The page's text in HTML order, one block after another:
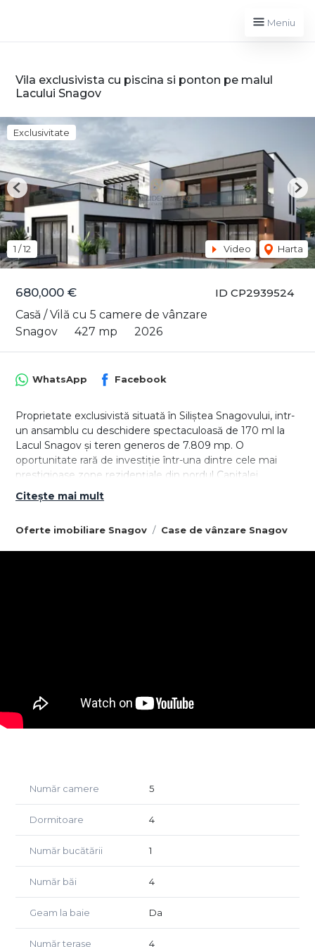
Meniu
Vila exclusivista cu piscina si ponton pe malul
Lacului Snagov
ID CP2939524
680,000 €
Casă / Vilă cu 5 camere de vânzare
Snagov
427 mp 2026
Exclusivitate
1 /12 Video Harta
Previous
Oferte imobiliare Snagov Case de vânzare Snagov
WhatsApp Facebook
Proprietate exclusivistă situată în Siliștea Snagovului, intr-
un ansamblu cu deschidere spectaculoasă de 170 ml la
Lacul Snagov și teren generos de 7.809 mp. O
oportunitate rară de investiție într-una dintre cele mai
prestigioase zone rezidențiale din nordul Capitalei.
Amplasată strategic vizavi de Mănăstirea Snagov,
deosebite și acces direct la lac.
- Dormitor matrimonial cu dressing și baie
- Cameră tehnică, spălătorie, cămară
- Grup sanitar
Suprafață utilă totală parter + terase: 369,63 mp
ETAJ
- Suprafață utilă: 175,00 mp
Compartimentare:
- 3 dormitoare spațioase
- 4 dressinguri
- 3 băi
- Holuri largi
Citește mai mult
Număr camere 5
Dormitoare 4
Număr bucătării 1
Număr băi 4
Geam la baie Da
Număr terase 4